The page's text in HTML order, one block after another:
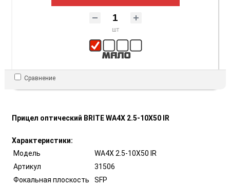
шт
Сравнение
Прицел оптический BRITE WA4X 2.5-10X50 IR
Характеристики:
Модель
WA4X 2.5-10X50 IR
Артикул
31506
Фокальная плоскость
SFP